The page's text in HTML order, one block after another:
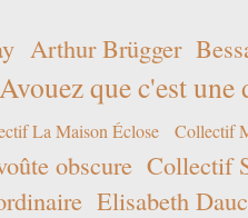
Arthur Brügger
que c'est une
La Maison Éclose Collectif
obscure Collectif
Elisabeth